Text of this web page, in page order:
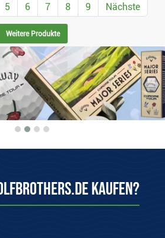
5 6 7 8 9 Nächste
Weitere Produkte
kaufen?